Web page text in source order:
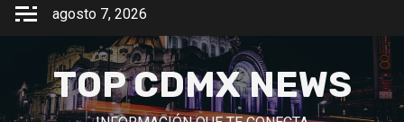
Saltar
contenido
agosto 7, 2026
TOP CDMX NEWS